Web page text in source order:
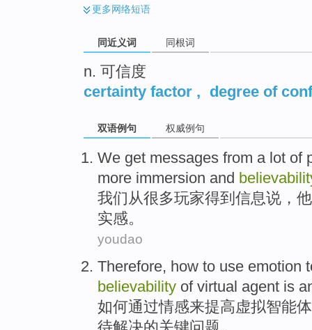
更多网络短语
同近义词 同根词
n. 可信度
certainty factor , degree of
双语例句 权威例句
We get messages from a lot of
more immersion and
我们 从很多玩家得到 信息说 ，
实感。
youdao
Therefore, how to use emotion
believability of virtual agent is
如何通过情感来提高虚拟智能